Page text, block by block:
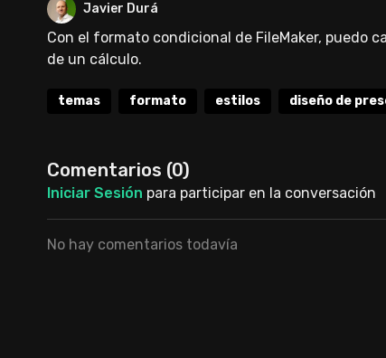
Javier Durá
Con el formato condicional de FileMaker, puedo
de un cálculo.
temas formato estilos diseño de
Comentarios (0)
Iniciar Sesión para participar en la conversación
No hay comentarios todavía